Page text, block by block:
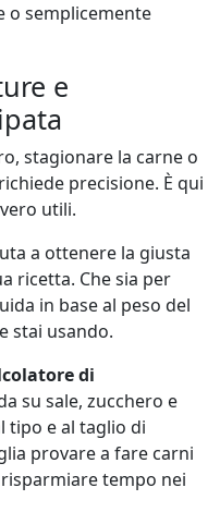
semplicemente
e
stagionare la carne o
precisione. È qui
utili.
a ottenere la giusta
ricetta. Che sia per
in base al peso del
stai usando.
di
su sale, zucchero e
tipo e al taglio di
provare a fare carni
tempo nei